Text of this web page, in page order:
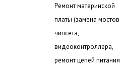
Ремонт материнской
платы (замена мостов
чипсета,
видеоконтроллера,
ремонт цепей питания